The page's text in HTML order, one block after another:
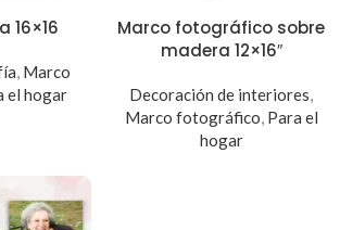
16×16
, Marco
el hogar
Marco fotográfico sobre
madera 12×16″
Decoración de interiores,
Marco fotográfico, Para el
hogar